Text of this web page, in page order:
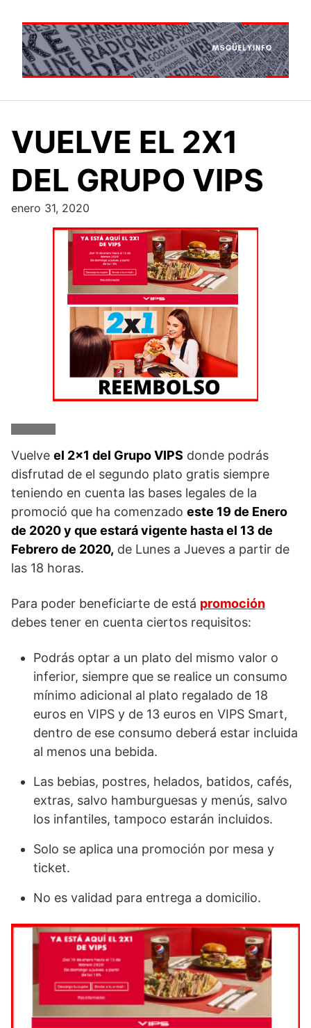
contenido
VUELVE EL 2X1
DEL GRUPO VIPS
enero 31, 2020
Vuelve el 2×1 del Grupo VIPS donde podrás
disfrutad de el segundo plato gratis siempre
teniendo en cuenta las bases legales de la
promoció que ha comenzado este 19 de Enero
de 2020 y que estará vigente hasta el 13 de
Febrero de 2020, de Lunes a Jueves a partir de
las 18 horas.
Para poder beneficiarte de está promoción
debes tener en cuenta ciertos requisitos:
Podrás optar a un plato del mismo valor o
inferior, siempre que se realice un consumo
mínimo adicional al plato regalado de 18
euros en VIPS y de 13 euros en VIPS Smart,
dentro de ese consumo deberá estar incluida
al menos una bebida.
Las bebias, postres, helados, batidos, cafés,
extras, salvo hamburguesas y menús, salvo
los infantiles, tampoco estarán incluidos.
Solo se aplica una promoción por mesa y
ticket.
No es validad para entrega a domicilio.